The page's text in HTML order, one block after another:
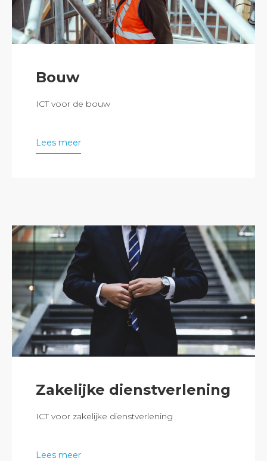
Bouw
ICT voor de bouw
Lees meer
Zakelijke dienstverlening
ICT voor zakelijke dienstverlening
Lees meer